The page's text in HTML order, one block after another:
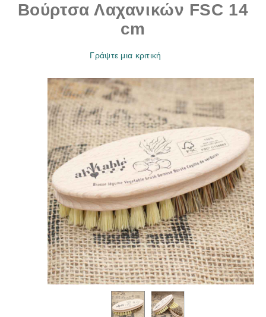
Βούρτσα Λαχανικών FSC 14
cm
Γράψτε μια κριτική